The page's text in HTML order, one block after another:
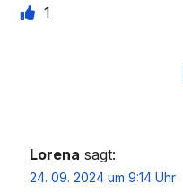
1
Lorena sagt:
24. 09. 2024 um 9:14 Uhr